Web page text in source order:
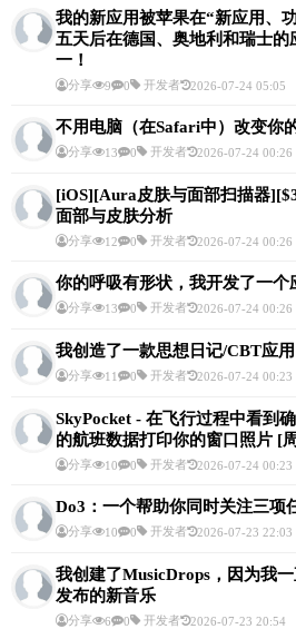
我的新应用被苹果在“新应用、
五天后在德国、奥地利和瑞士
一！
分享 9 0 开发者 2026-07-24 05:05
不用电脑（在Safari中）改变你
分享 13 0 开发者 2026-07-24 00:26
[iOS][Aura皮肤与面部扫描器
面部与皮肤分析
分享 12 0 开发者 2026-07-24 00:26
你的呼吸有形状，我开发了一个
分享 13 0 开发者 2026-07-24 00:26
我创造了一款思想日记/CBT应
分享 11 0 开发者 2026-07-24 00:23
SkyPocket - 在飞行过程中看到
的航班数据打印你的窗口照片 [
分享 10 0 开发者 2026-07-24 00:23
Do3：一个帮助你同时关注三项
分享 10 0 开发者 2026-07-23 22:03
我创建了MusicDrops，因为我
发布的新音乐
分享 6 0 开发者 2026-07-23 20:54